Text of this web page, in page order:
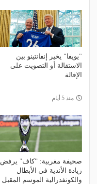
"يويفا" يخير إنفانتينو بين
الاستقالة أو التصويت على
الإقالة
منذ 5 أيام
صحيفة مغربية: "كاف" يرفض
زيادة الأندية في الأبطال
والكونفدرالية الموسم المقبل